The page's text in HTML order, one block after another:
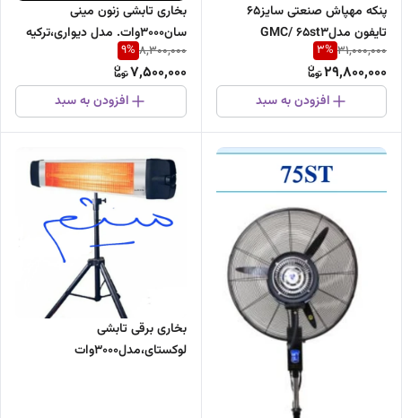
پنکه مهپاش صنعتی سایز۶۵
تایفون مدلGMC/ ۶۵st3
31,000,000
3%
29,800,000
افزودن به سبد
بخاری تابشی زنون مینی
سان۳۰۰۰وات. مدل دیواری،ترکیه
طرح جدید۱مترو۱۰سانتیمتراصلی
8,300,000
9%
7,500,000
افزودن به سبد
بخاری برقی تابشی
لوکستای،مدل۳۰۰۰وات